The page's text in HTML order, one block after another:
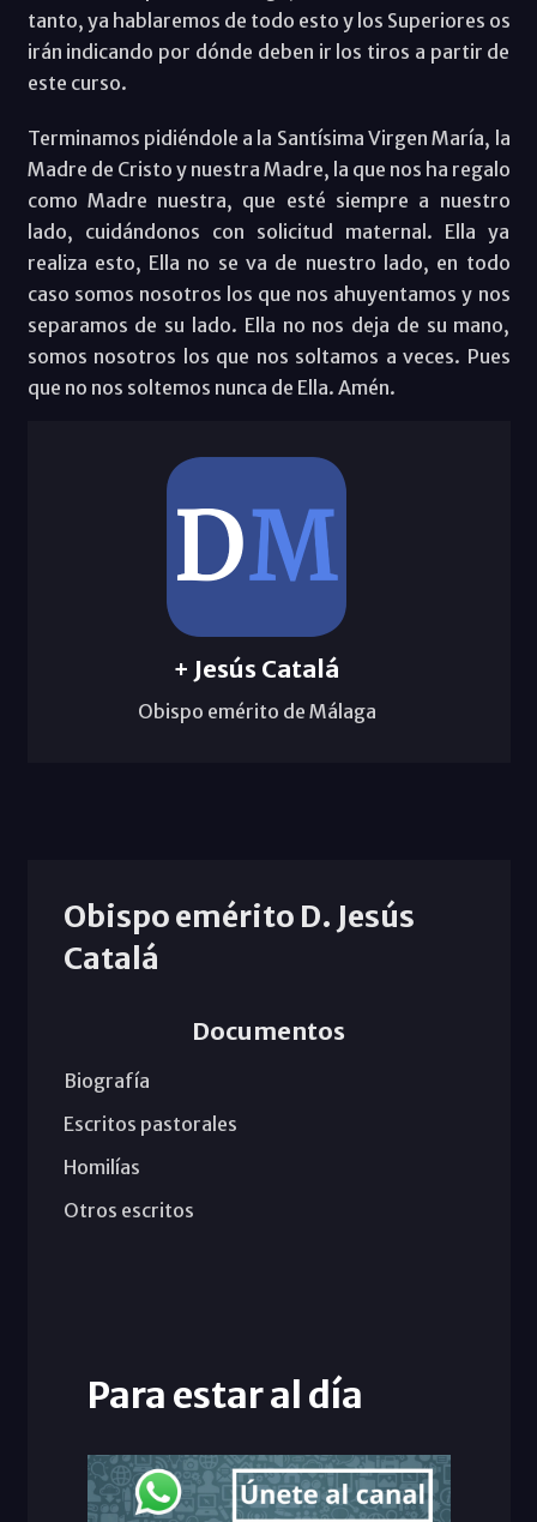
tanto, ya hablaremos de todo esto y los Superiores os
irán indicando por dónde deben ir los tiros a partir de
este curso.
Terminamos pidiéndole a la Santísima Virgen María, la
Madre de Cristo y nuestra Madre, la que nos ha regalo
como Madre nuestra, que esté siempre a nuestro
lado, cuidándonos con solicitud maternal. Ella ya
realiza esto, Ella no se va de nuestro lado, en todo
caso somos nosotros los que nos ahuyentamos y nos
separamos de su lado. Ella no nos deja de su mano,
somos nosotros los que nos soltamos a veces. Pues
que no nos soltemos nunca de Ella. Amén.
+ Jesús Catalá
Obispo emérito de Málaga
Obispo emérito D. Jesús
Catalá
Documentos
Biografía
Escritos pastorales
Homilías
Otros escritos
Para estar al día